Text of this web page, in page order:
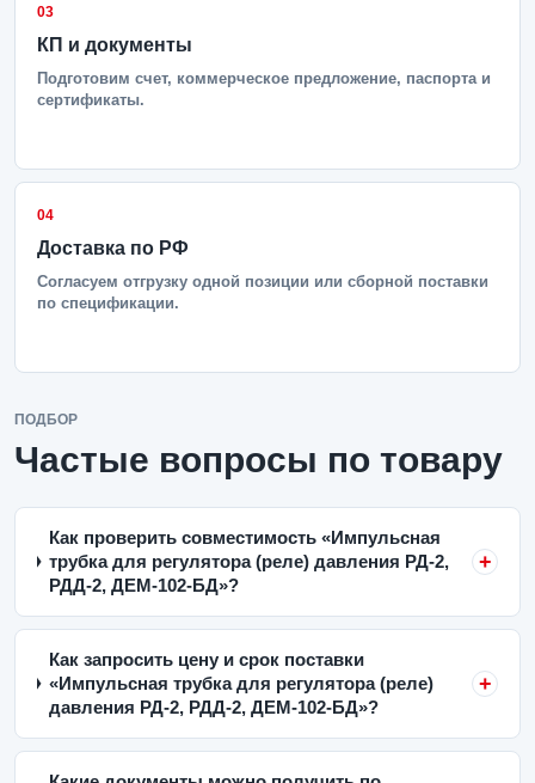
03
КП и документы
Подготовим счет, коммерческое предложение, паспорта и
сертификаты.
04
Доставка по РФ
Согласуем отгрузку одной позиции или сборной поставки
по спецификации.
ПОДБОР
Частые вопросы по товару
Как проверить совместимость «Импульсная
трубка для регулятора (реле) давления РД-2,
РДД-2, ДЕМ-102-БД»?
Как запросить цену и срок поставки
«Импульсная трубка для регулятора (реле)
давления РД-2, РДД-2, ДЕМ-102-БД»?